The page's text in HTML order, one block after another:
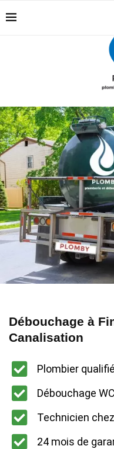
Débouchage à
Canalisation
Plombier
Débouchage
Technicien
24 mois de